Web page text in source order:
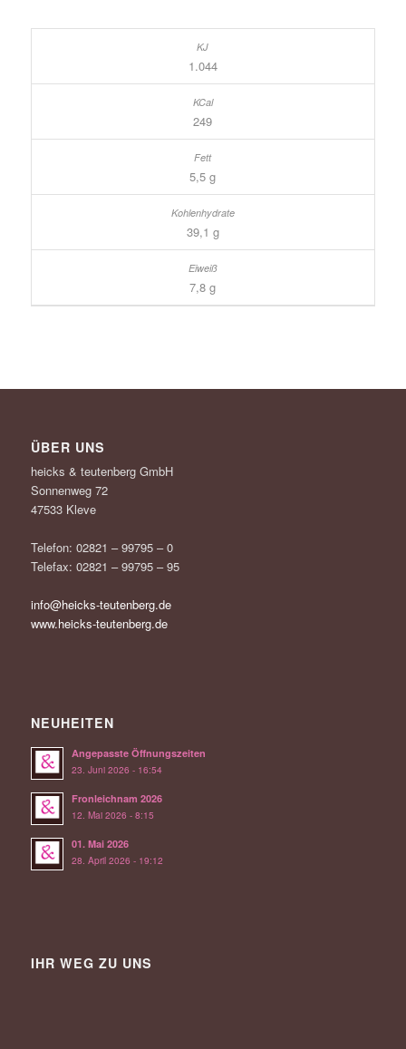
1.044
249
5,5 g
39,1 g
7,8 g
ÜBER UNS
heicks & teutenberg GmbH
Sonnenweg 72
47533 Kleve
Telefon: 02821 – 99795 – 0
Telefax: 02821 – 99795 – 95
info@heicks-teutenberg.de
www.heicks-teutenberg.de
NEUHEITEN
Angepasste Öffnungszeiten
23. Juni 2026 - 16:54
Fronleichnam 2026
12. Mai 2026 - 8:15
01. Mai 2026
28. April 2026 - 19:12
IHR WEG ZU UNS